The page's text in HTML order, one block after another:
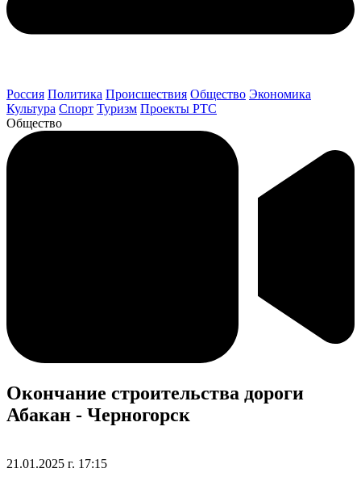
Россия Политика Происшествия Общество Экономика
Культура Спорт Туризм Проекты РТС
Общество
Окончание строительства дороги
Абакан - Черногорск
21.01.2025 г. 17:15